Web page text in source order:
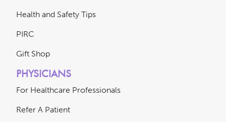
Health and Safety Tips
PIRC
Gift Shop
PHYSICIANS
For Healthcare Professionals
Refer A Patient